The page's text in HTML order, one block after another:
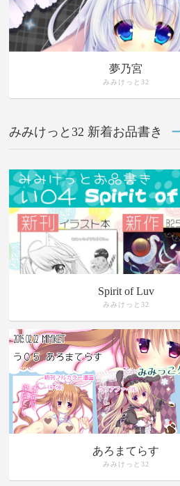
夢乃宮
みみけっと32
みみけっと32 新着お品書き
Spirit of Luv
みみけっと32
あろまてらす
みみけっと32